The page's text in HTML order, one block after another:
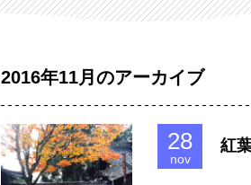
2016年11月のアーカイブ
28
nov
紅